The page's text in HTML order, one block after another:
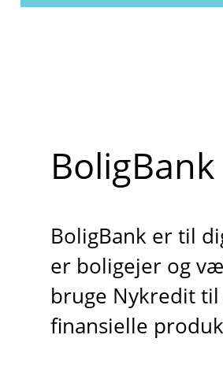
BoligBank
BoligBank er til
er boligejer og
bruge Nykredit
finansielle